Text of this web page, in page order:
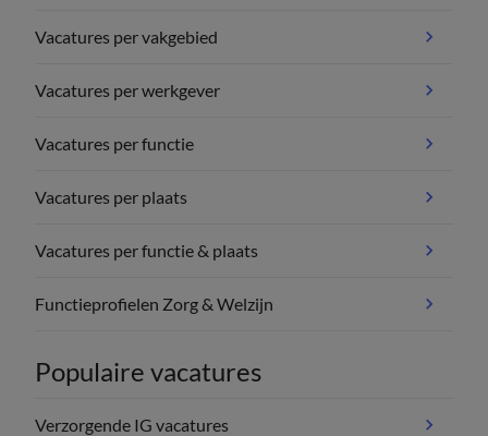
Vacatures per vakgebied
Vacatures per werkgever
Vacatures per functie
Vacatures per plaats
Vacatures per functie & plaats
Functieprofielen Zorg & Welzijn
Populaire vacatures
Verzorgende IG vacatures